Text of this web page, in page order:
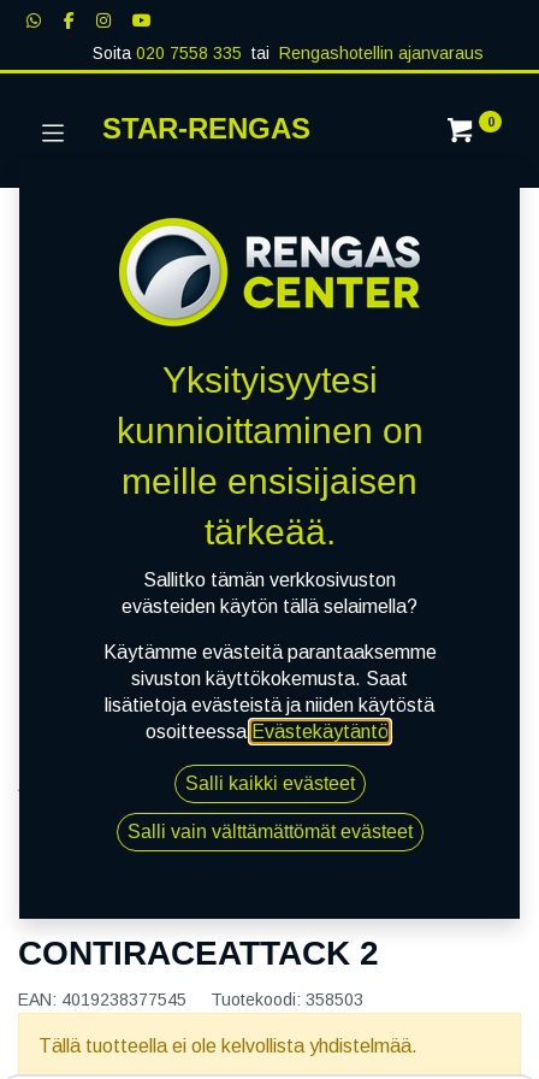
Soita020 7558 335 tai Rengashotellin ajanvaraus
STAR-RENGAS 0
120/70R17 E CONTINENTAL CONTIRACEATTACK 2
CONTIRACEATTACK 2
EAN: 4019238377545 Tuotekoodi: 358503
Tällä tuotteella ei ole kelvollista yhdistelmää.
Yksityisyytesi
kunnioittaminen on
meille ensisijaisen
tärkeää.
Sallitko tämän verkkosivuston
evästeiden käytön tällä selaimella?
Käytämme evästeitä parantaaksemme
sivuston käyttökokemusta. Saat
lisätietoja evästeistä ja niiden käytöstä
osoitteessa Evästekäytäntö.
Salli kaikki evästeet
Salli vain välttämättömät evästeet